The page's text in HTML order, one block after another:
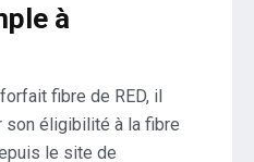
à
fibre de RED, il
éligibilité à la fibre
le site de